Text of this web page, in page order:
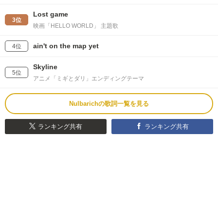
3位
Lost game
映画「HELLO WORLD」 主題歌
4位 ain't on the map yet
5位
Skyline
アニメ「ミギとダリ」エンディングテーマ
Nulbarichの歌詞一覧を見る
ランキング共有 ランキング共有